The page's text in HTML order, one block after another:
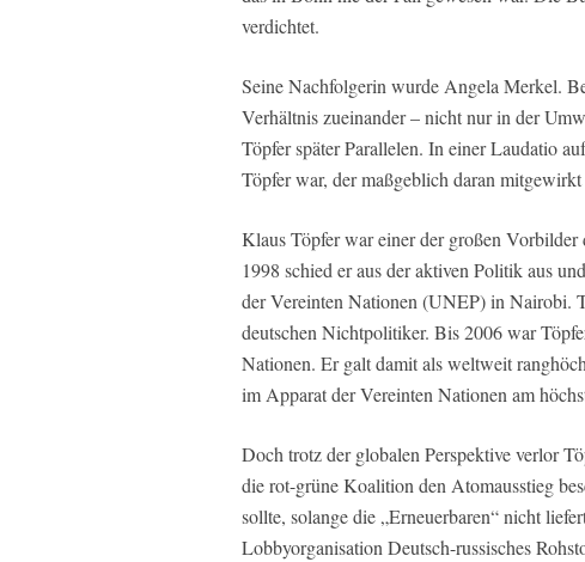
verdichtet.
Seine Nachfolgerin wurde Angela Merkel.
Verhältnis zueinander – nicht nur in der
Töpfer später Parallelen. In einer Laudatio
Töpfer war, der maßgeblich daran
Klaus Töpfer war einer der großen
1998 schied er aus der aktiven Politik aus
der Vereinten Nationen (UNEP) in Nairobi.
deutschen Nichtpolitiker. Bis 2006 war
Nationen. Er galt damit als weltweit
im Apparat der Vereinten Nationen am
Doch trotz der globalen Perspektive verlor
die rot-grüne Koalition den Atomausstieg
sollte, solange die „Erneuerbaren“ nicht
Lobbyorganisation Deutsch-russisches